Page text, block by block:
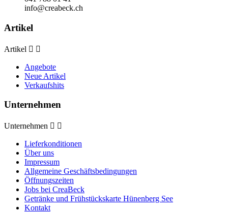
info@creabeck.ch
Artikel
Artikel  
Angebote
Neue Artikel
Verkaufshits
Unternehmen
Unternehmen  
Lieferkonditionen
Über uns
Impressum
Allgemeine Geschäftsbedingungen
Öffnungszeiten
Jobs bei CreaBeck
Getränke und Frühstückskarte Hünenberg See
Kontakt